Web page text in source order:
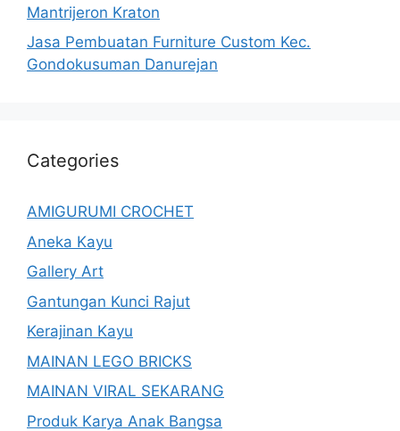
Mantrijeron Kraton
Jasa Pembuatan Furniture Custom Kec.
Gondokusuman Danurejan
Categories
AMIGURUMI CROCHET
Aneka Kayu
Gallery Art
Gantungan Kunci Rajut
Kerajinan Kayu
MAINAN LEGO BRICKS
MAINAN VIRAL SEKARANG
Produk Karya Anak Bangsa